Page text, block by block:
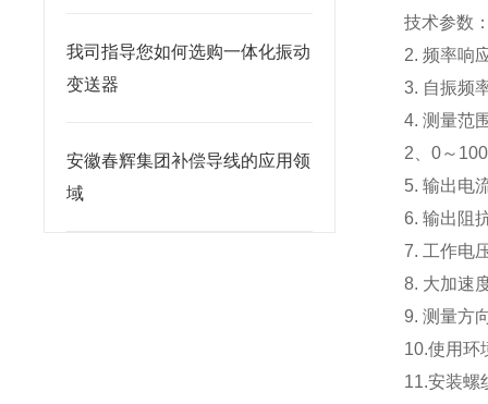
我司指导您如何选购一体化振动
变送器
安徽春辉集团补偿导线的应用领
域
技术参数
2. 频率响
3. 自振频
4. 测量范
2、0～
5. 输出电
6. 输出阻
7. 工作电
8. 大加速
9. 测量方
10.使用
11.安装螺